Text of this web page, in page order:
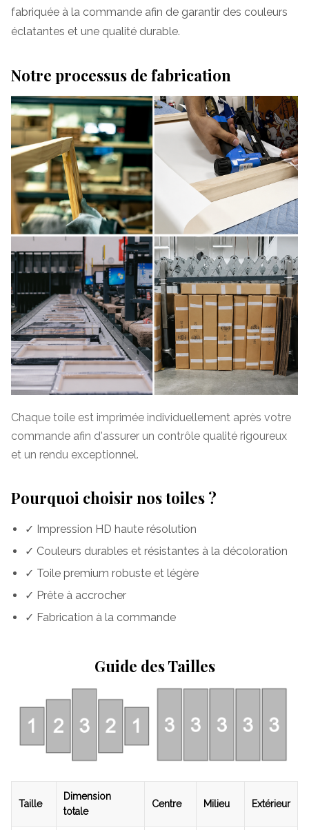
fabriquée à la commande afin de garantir des couleurs
éclatantes et une qualité durable.
Notre processus de fabrication
Chaque toile est imprimée individuellement après votre
commande afin d'assurer un contrôle qualité rigoureux
et un rendu exceptionnel.
Pourquoi choisir nos toiles ?
✓ Impression HD haute résolution
✓ Couleurs durables et résistantes à la décoloration
✓ Toile premium robuste et légère
✓ Prête à accrocher
✓ Fabrication à la commande
Guide des Tailles
Taille
Dimension
totale
Centre Milieu Extérieur